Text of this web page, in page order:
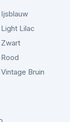
Lilac
Bruin